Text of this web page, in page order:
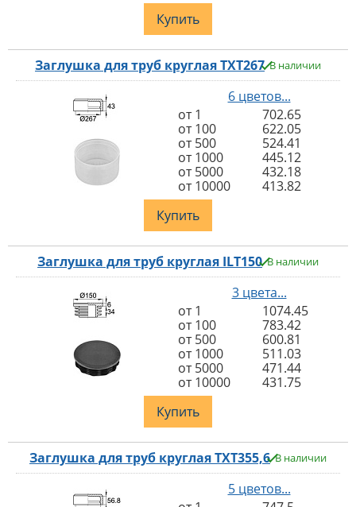
Купить
Заглушка для труб круглая TXT267 В наличии
6 цветов...
от 1
702.65
от 100
622.05
от 500
524.41
от 1000
445.12
от 5000
432.18
от 10000
413.82
Купить
Заглушка для труб круглая ILT150 В наличии
3 цвета...
от 1
1074.45
от 100
783.42
от 500
600.81
от 1000
511.03
от 5000
471.44
от 10000
431.75
Купить
Заглушка для труб круглая TXT355,6 В наличии
5 цветов...